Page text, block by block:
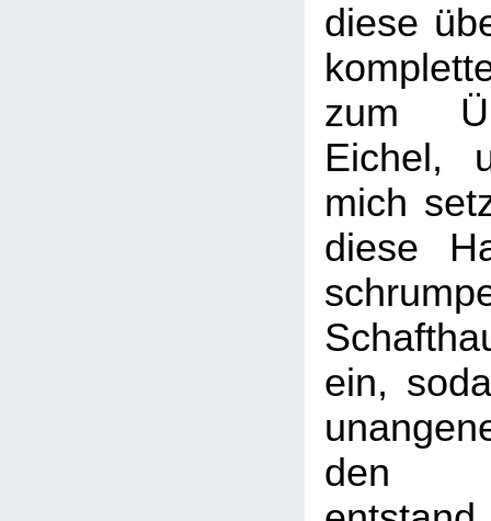
diese
zum
Eichel,
mich
diese
ein,
den